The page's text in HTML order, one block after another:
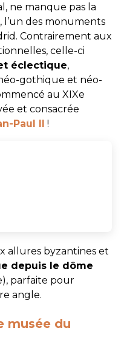
ne manque pas la
, l’un des monuments
Contrairement aux
celle-ci
éclectique,
gothique et néo-
au XIXe
et consacrée
Paul II !
allures byzantines et
depuis le dôme
parfaite pour
angle.
musée du